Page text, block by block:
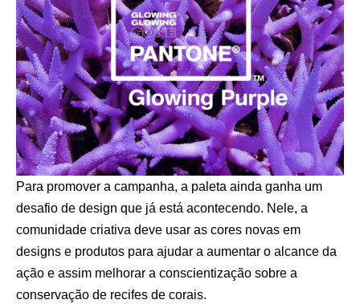
Para promover a campanha, a paleta ainda ganha um
desafio de design que já está acontecendo. Nele, a
comunidade criativa deve usar as cores novas em
designs e produtos para ajudar a aumentar o alcance da
ação e assim melhorar a conscientização sobre a
conservação de recifes de corais.